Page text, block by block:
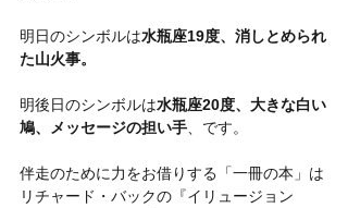
明日のシンボルは水瓶座19度、消しとめられ
た山火事。
明後日のシンボルは水瓶座20度、大きな白い
鳩、メッセージの担い手 、です。
伴走のために力をお借りする「一冊の本」は
リチャード・バックの『イリュージョン